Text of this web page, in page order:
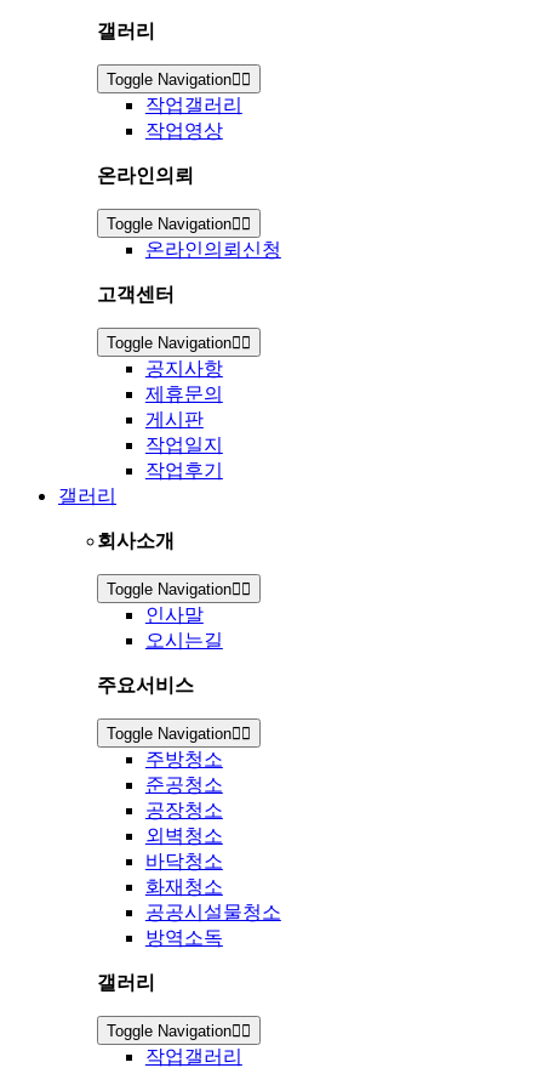
갤러리
Toggle Navigation
작업갤러리
작업영상
온라인의뢰
Toggle Navigation
온라인의뢰신청
고객센터
Toggle Navigation
공지사항
제휴문의
게시판
작업일지
작업후기
갤러리
회사소개
Toggle Navigation
인사말
오시는길
주요서비스
Toggle Navigation
주방청소
준공청소
공장청소
외벽청소
바닥청소
화재청소
공공시설물청소
방역소독
갤러리
Toggle Navigation
작업갤러리